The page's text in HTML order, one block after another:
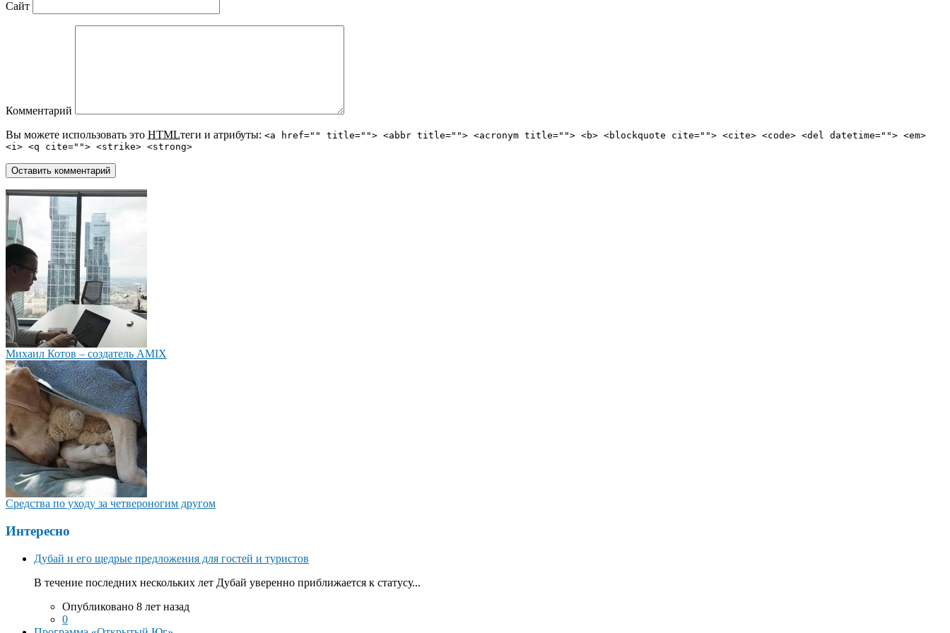
Сайт
Комментарий
Вы можете использовать это HTMLтеги и атрибуты: <a href="" title=""> <abbr title=""> <acronym title=""> <b> <blockquote cite=""> <cite> <code> <del datetime=""> <em>
<i> <q cite=""> <strike> <strong>
Михаил Котов – создатель AMIX
Средства по уходу за четвероногим другом
Интересно
Дубай и его щедрые предложения для гостей и туристов
В течение последних нескольких лет Дубай уверенно приближается к статусу...
Опубликовано 8 лет назад
0